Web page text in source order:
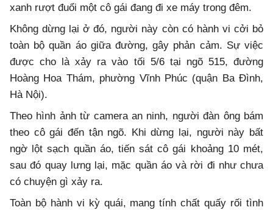
xanh rượt đuổi một cô gái đang đi xe máy trong đêm.
Không dừng lại ở đó, người này còn có hành vi cởi bỏ
toàn bộ quần áo giữa đường, gây phản cảm. Sự việc
được cho là xảy ra vào tối 5/6 tại ngõ 515, đường
Hoàng Hoa Thám, phường Vĩnh Phúc (quận Ba Đình,
Hà Nội).
Theo hình ảnh từ camera an ninh, người đàn ông bám
theo cô gái đến tận ngõ. Khi dừng lại, người này bất
ngờ lột sạch quần áo, tiến sát cô gái khoảng 10 mét,
sau đó quay lưng lại, mặc quần áo và rời đi như chưa
có chuyện gì xảy ra.
Toàn bộ hành vi kỳ quái, mang tính chất quấy rối tình